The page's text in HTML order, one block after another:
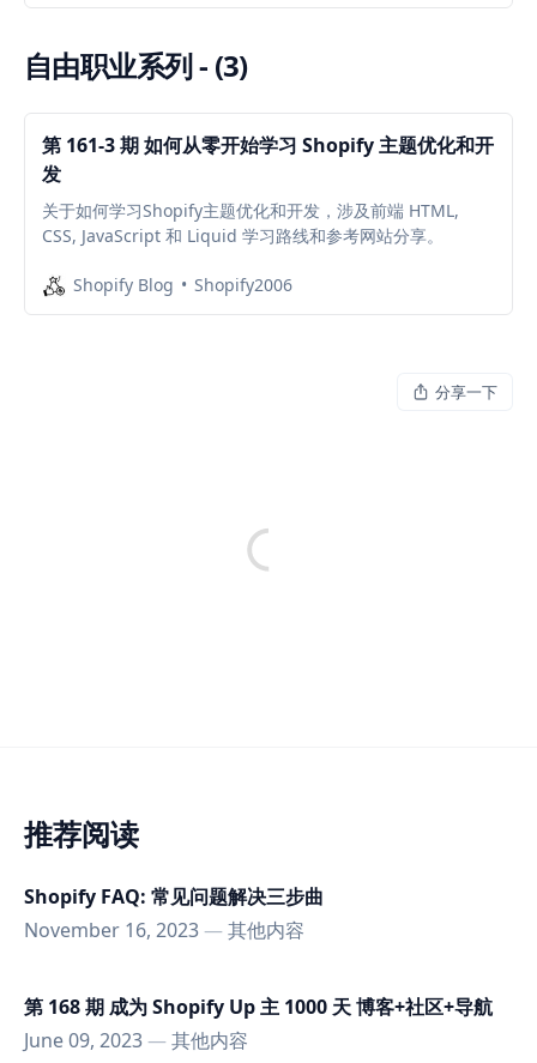
自由职业系列 - (3)
第 161-3 期 如何从零开始学习 Shopify 主题优化和开
发
关于如何学习Shopify主题优化和开发，涉及前端 HTML,
CSS, JavaScript 和 Liquid 学习路线和参考网站分享。
Shopify Blog Shopify2006
分享一下
推荐阅读
Shopify FAQ: 常见问题解决三步曲
November 16, 2023—其他内容
第 168 期 成为 Shopify Up 主 1000 天 博客+社区+导航
June 09, 2023—其他内容